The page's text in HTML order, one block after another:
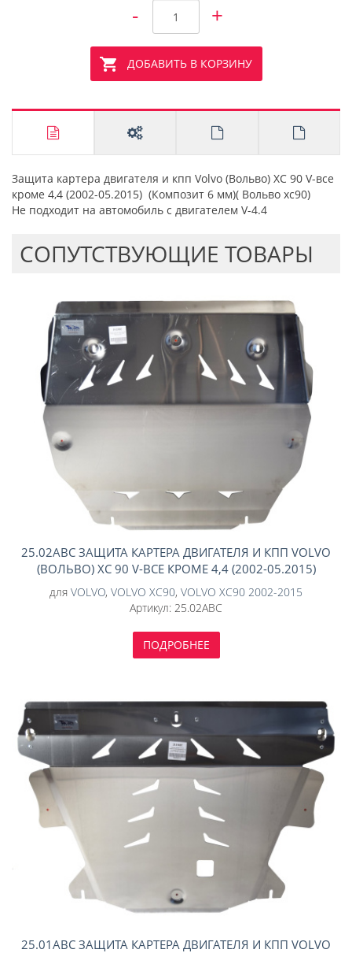
- +
ДОБАВИТЬ В КОРЗИНУ
Защита картера двигателя и кпп Volvo (Вольво) XC 90 V-все
кроме 4,4 (2002-05.2015) (Композит 6 мм)( Вольво хс90)
Не подходит на автомобиль с двигателем V-4.4
CОПУТСТВУЮЩИЕ ТОВАРЫ
25.02ABC ЗАЩИТА КАРТЕРА ДВИГАТЕЛЯ И КПП VOLVO
(ВОЛЬВО) ХС 90 V-ВСЕ КРОМЕ 4,4 (2002-05.2015)
(АЛЮМИНИЙ 4 ММ)
для VOLVO, VOLVO XC90, VOLVO XC90 2002-2015
Артикул: 25.02ABC
ПОДРОБНЕЕ
25.01ABC ЗАЩИТА КАРТЕРА ДВИГАТЕЛЯ И КПП VOLVO